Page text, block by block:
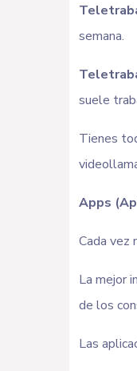
semana.
suele
Tienes
Apps
Cada vez
La mejor
de los
Las